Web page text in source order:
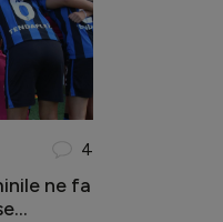
4
ne fa